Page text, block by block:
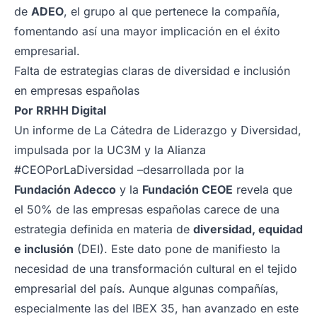
de ADEO, el grupo al que pertenece la compañía,
fomentando así una mayor implicación en el éxito
empresarial.
Falta de estrategias claras de diversidad e inclusión
en empresas españolas
Por RRHH Digital
Un informe de La Cátedra de Liderazgo y Diversidad,
impulsada por la UC3M y la Alianza
#CEOPorLaDiversidad –desarrollada por la
Fundación Adecco y la Fundación CEOE revela que
el 50% de las empresas españolas carece de una
estrategia definida en materia de diversidad, equidad
e inclusión (DEI). Este dato pone de manifiesto la
necesidad de una transformación cultural en el tejido
empresarial del país. Aunque algunas compañías,
especialmente las del IBEX 35, han avanzado en este